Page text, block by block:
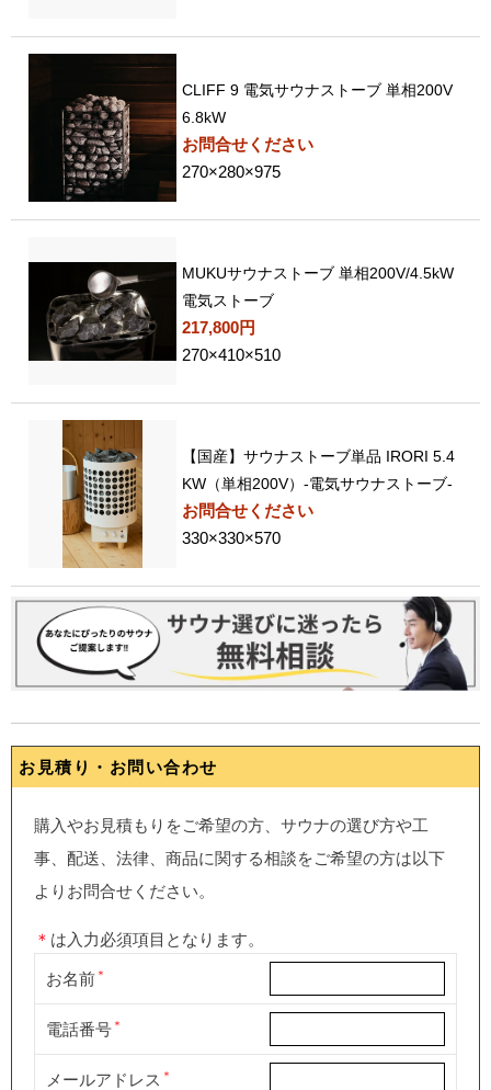
CLIFF 9 電気サウナストーブ 単相200V
6.8kW
お問合せください
270×280×975
MUKUサウナストーブ 単相200V/4.5kW
電気ストーブ
217,800円
270×410×510
【国産】サウナストーブ単品 IRORI 5.4
KW（単相200V）-電気サウナストーブ-
お問合せください
330×330×570
お見積り・お問い合わせ
購入やお見積もりをご希望の方、サウナの選び方や工
事、配送、法律、商品に関する相談をご希望の方は以下
よりお問合せください。
＊ は入力必須項目となります。
お名前
電話番号
メールアドレス